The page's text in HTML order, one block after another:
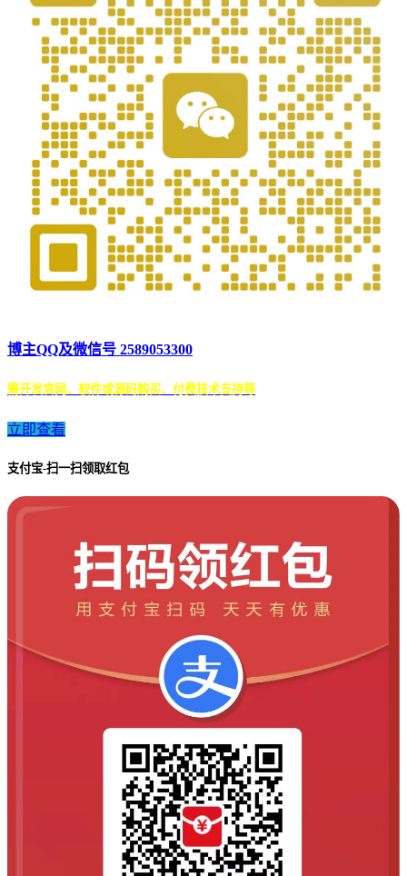
博主QQ及微信号 2589053300
需开发官网、软件或源码购买、付费技术支持等
立即查看
支付宝-扫一扫领取红包